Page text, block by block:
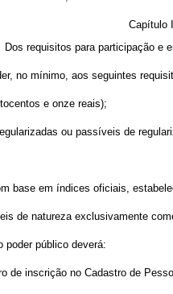
Capítulo II
Dos requisitos para participação e
no mínimo, aos seguintes
e onze reais);
ou passíveis de
base em índices oficiais,
de natureza exclusivamente
poder público deverá:
de inscrição no Cadastro de